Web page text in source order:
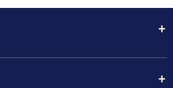
+
+